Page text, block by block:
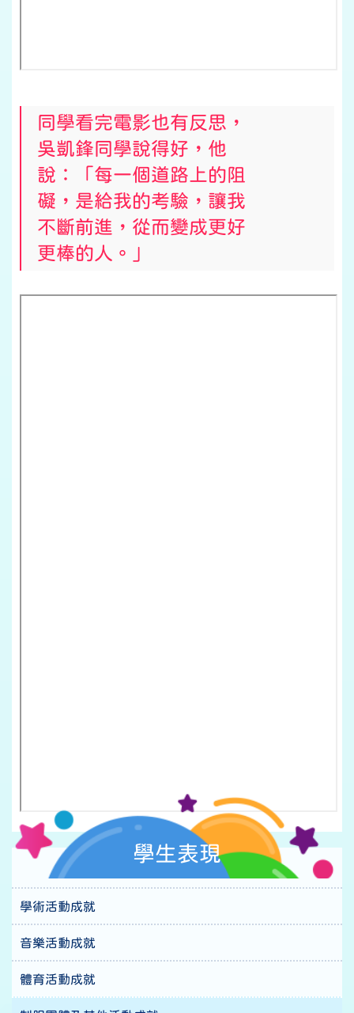
同學看完電影也有反思，
吳凱鋒同學說得好，他
說：「每一個道路上的阻
礙，是給我的考驗，讓我
不斷前進，從而變成更好
更棒的人。」
學生表現
學術活動成就
音樂活動成就
體育活動成就